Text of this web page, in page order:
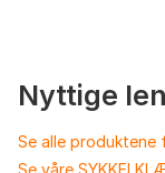
Nyttige
Se alle produktene